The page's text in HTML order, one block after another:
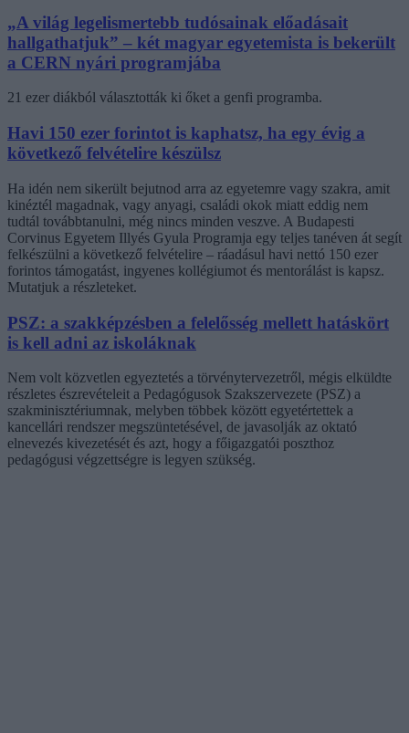
„A világ legelismertebb tudósainak előadásait
hallgathatjuk” – két magyar egyetemista is bekerült
a CERN nyári programjába
21 ezer diákból választották ki őket a genfi programba.
Havi 150 ezer forintot is kaphatsz, ha egy évig a
következő felvételire készülsz
Ha idén nem sikerült bejutnod arra az egyetemre vagy szakra, amit
kinéztél magadnak, vagy anyagi, családi okok miatt eddig nem
tudtál továbbtanulni, még nincs minden veszve. A Budapesti
Corvinus Egyetem Illyés Gyula Programja egy teljes tanéven át segít
felkészülni a következő felvételire – ráadásul havi nettó 150 ezer
forintos támogatást, ingyenes kollégiumot és mentorálást is kapsz.
Mutatjuk a részleteket.
PSZ: a szakképzésben a felelősség mellett hatáskört
is kell adni az iskoláknak
Nem volt közvetlen egyeztetés a törvénytervezetről, mégis elküldte
részletes észrevételeit a Pedagógusok Szakszervezete (PSZ) a
szakminisztériumnak, melyben többek között egyetértettek a
kancellári rendszer megszüntetésével, de javasolják az oktató
elnevezés kivezetését és azt, hogy a főigazgatói poszthoz
pedagógusi végzettségre is legyen szükség.